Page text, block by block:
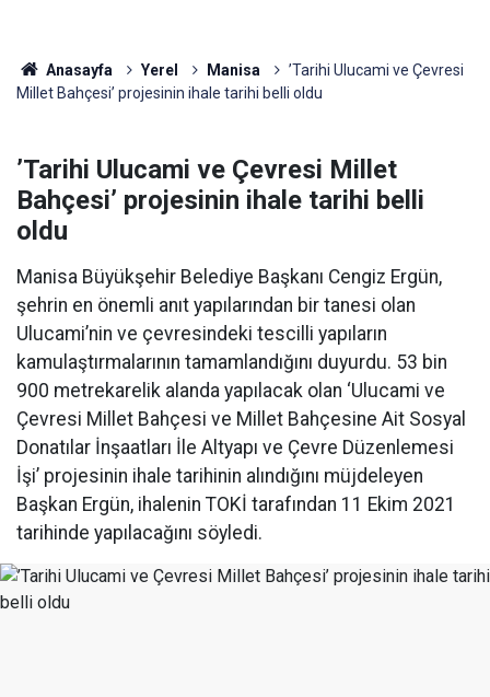
Anasayfa Yerel Manisa
’Tarihi Ulucami ve Çevresi
Millet Bahçesi’ projesinin ihale tarihi belli oldu
’Tarihi Ulucami ve Çevresi Millet
Bahçesi’ projesinin ihale tarihi belli
oldu
Manisa Büyükşehir Belediye Başkanı Cengiz Ergün,
şehrin en önemli anıt yapılarından bir tanesi olan
Ulucami’nin ve çevresindeki tescilli yapıların
kamulaştırmalarının tamamlandığını duyurdu. 53 bin
900 metrekarelik alanda yapılacak olan ‘Ulucami ve
Çevresi Millet Bahçesi ve Millet Bahçesine Ait Sosyal
Donatılar İnşaatları İle Altyapı ve Çevre Düzenlemesi
İşi’ projesinin ihale tarihinin alındığını müjdeleyen
Başkan Ergün, ihalenin TOKİ tarafından 11 Ekim 2021
tarihinde yapılacağını söyledi.